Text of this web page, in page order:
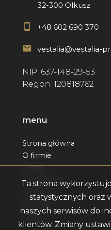
32-300 Olkusz
+48 602 690 370
vestalia@vestalia-
NIP: 637-148-29-53
Regon: 120818762
menu
Strona główna
O firmie
Oferty
Zgłoszenia
Rodo
Ta strona
statystycznych oraz
naszych serwisów do
klientów. Zmiany